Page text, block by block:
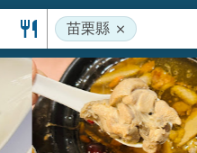
苗栗縣